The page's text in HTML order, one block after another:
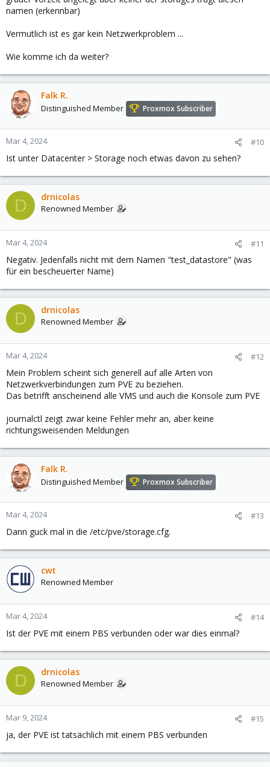
namen (erkennbar)
Vermutlich ist es gar kein Netzwerkproblem ...
Wie komme ich da weiter?
Falk R.
Distinguished Member Proxmox Subscriber
Mar 4, 2024 #10
Ist unter Datacenter > Storage noch etwas davon zu sehen?
D drnicolas
Renowned Member
Mar 4, 2024 #11
Negativ. Jedenfalls nicht mit dem Namen "test_datastore" (was
für ein bescheuerter Name)
D drnicolas
Renowned Member
Mar 4, 2024 #12
Mein Problem scheint sich generell auf alle Arten von
Netzwerkverbindungen zum PVE zu beziehen.
Das betrifft anscheinend alle VMS und auch die Konsole zum PVE
journalctl zeigt zwar keine Fehler mehr an, aber keine
richtungsweisenden Meldungen
Falk R.
Distinguished Member Proxmox Subscriber
Mar 4, 2024 #13
Dann guck mal in die /etc/pve/storage.cfg.
cwt
Renowned Member
Mar 4, 2024 #14
Ist der PVE mit einem PBS verbunden oder war dies einmal?
D drnicolas
Renowned Member
Mar 9, 2024 #15
ja, der PVE ist tatsächlich mit einem PBS verbunden